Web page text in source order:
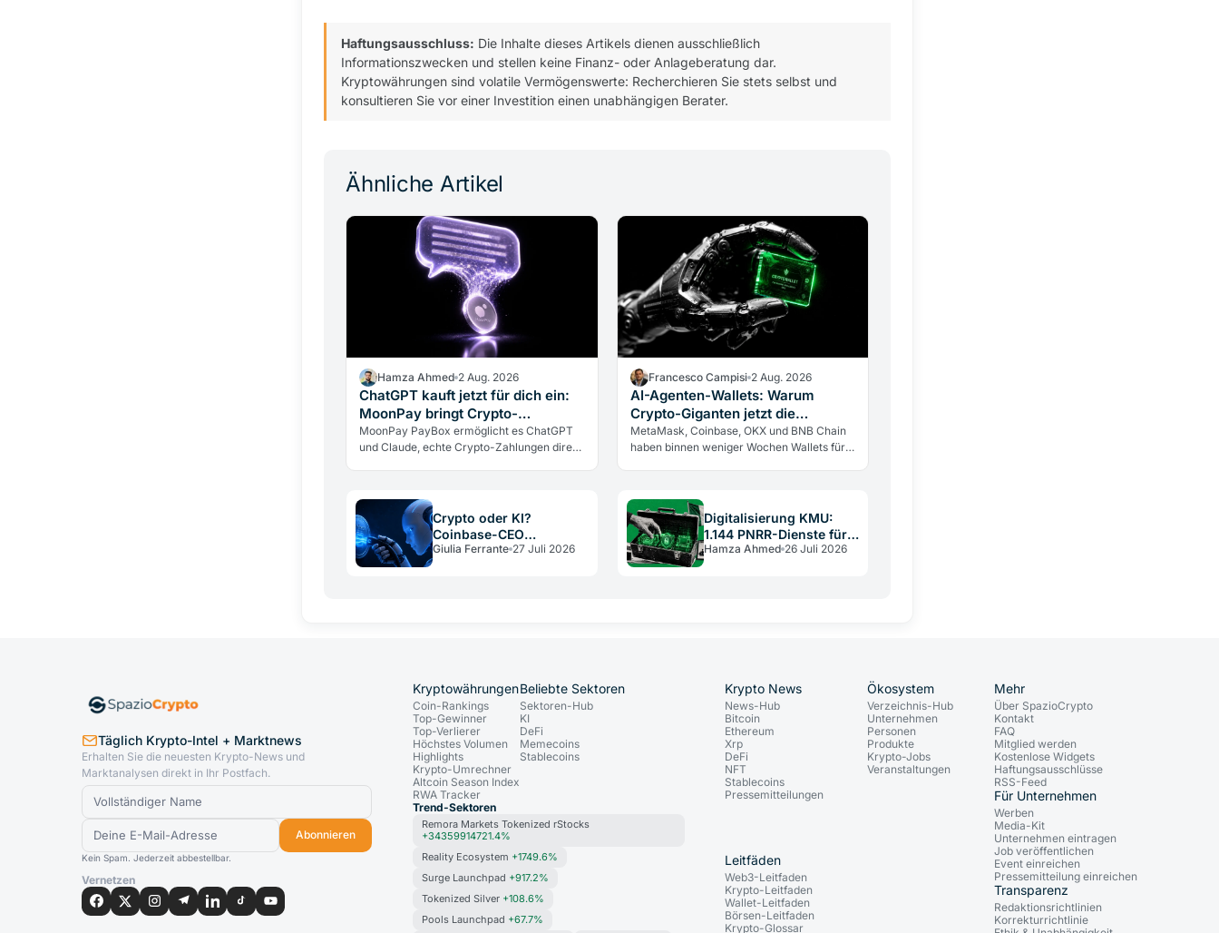
Haftungsausschluss: Die Inhalte dieses Artikels dienen ausschließlich
Informationszwecken und stellen keine Finanz- oder Anlageberatung dar.
Kryptowährungen sind volatile Vermögenswerte: Recherchieren Sie stets selbst und
konsultieren Sie vor einer Investition einen unabhängigen Berater.
Ähnliche Artikel
Hamza Ahmed 2 Aug. 2026
ChatGPT kauft jetzt für dich ein:
MoonPay bringt Crypto-
Zahlungen in den Chat
MoonPay PayBox ermöglicht es ChatGPT
und Claude, echte Crypto-Zahlungen direkt
Francesco Campisi 2 Aug. 2026
AI-Agenten-Wallets: Warum
Crypto-Giganten jetzt die
Schienen bauen
MetaMask, Coinbase, OKX und BNB Chain
haben binnen weniger Wochen Wallets für
Crypto oder KI?
Coinbase-CEO
Armstrong hat recht, ist
Giulia Ferrante 27 Juli 2026
Digitalisierung KMU:
1.144 PNRR-Dienste für
deutsche Mittelständler
Hamza Ahmed 26 Juli 2026
Täglich Krypto-Intel + Marktnews
Erhalten Sie die neuesten Krypto-News und
Marktanalysen direkt in Ihr Postfach.
Abonnieren
Kein Spam. Jederzeit abbestellbar.
Vernetzen
Kryptowährungen
Coin-Rankings
Top-Gewinner
Top-Verlierer
Höchstes Volumen
Highlights
Krypto-Umrechner
Altcoin Season Index
RWA Tracker
Beliebte Sektoren
Sektoren-Hub
KI
DeFi
Memecoins
Stablecoins
Trend-Sektoren
Remora Markets Tokenized rStocks
+34359914721.4%
Reality Ecosystem +1749.6%
Surge Launchpad +917.2%
Tokenized Silver +108.6%
Pools Launchpad +67.7%
Krypto News
News-Hub
Bitcoin
Ethereum
Xrp
DeFi
NFT
Stablecoins
Pressemitteilungen
Ökosystem
Verzeichnis-Hub
Unternehmen
Personen
Produkte
Krypto-Jobs
Veranstaltungen
Leitfäden
Web3-Leitfaden
Krypto-Leitfaden
Wallet-Leitfaden
Börsen-Leitfaden
Krypto-Glossar
Mehr
Über SpazioCrypto
Kontakt
FAQ
Mitglied werden
Kostenlose Widgets
Haftungsausschlüsse
RSS-Feed
Für Unternehmen
Werben
Media-Kit
Unternehmen eintragen
Job veröffentlichen
Event einreichen
Pressemitteilung einreichen
Transparenz
Redaktionsrichtlinien
Korrekturrichtlinie